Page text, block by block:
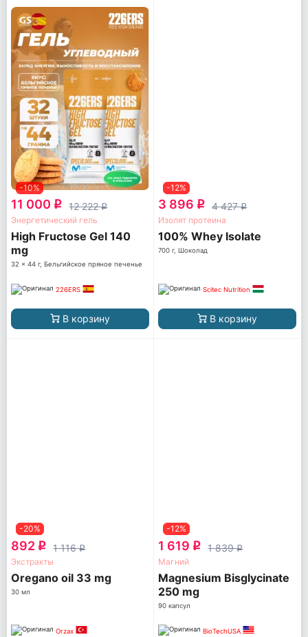
-10%
11 000 q 12 222q
Энергетический гель
High Fructose Gel 140
mg
32 x 44 г, Бельгийское пряное печенье
226ERS
В корзину
-12%
3 896 q 4 427q
Изолят протеина
100% Whey Isolate
700 г, Шоколад
Scitec Nutrition
В корзину
-20%
892 q 1 116q
Экстракты
Oregano oil 33 mg
30 мл
Orzax
-12%
1 619 q 1 839q
Магний
Magnesium Bisglycinate
250 mg
90 капсул
BioTechUSA